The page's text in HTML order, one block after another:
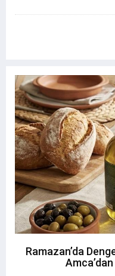
Ramazan’da